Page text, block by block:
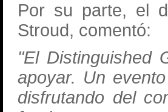
Por su parte, el
Stroud, comentó:
"El Distinguished
apoyar. Un
disfrutando del